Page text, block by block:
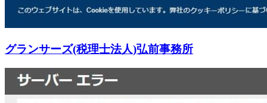
グランサーズ(税理士法人)弘前事務所